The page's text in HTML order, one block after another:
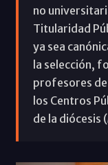
no
Titularidad
ya sea
la selección,
profesores de
los Centros
de la diócesis